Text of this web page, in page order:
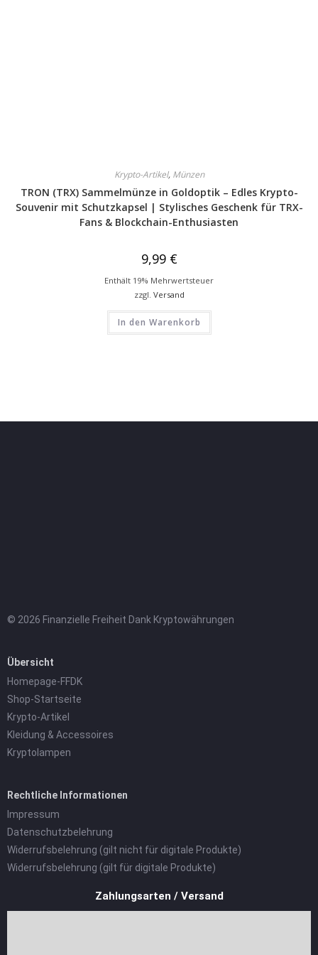
Krypto-Artikel, Münzen
TRON (TRX) Sammelmünze in Goldoptik – Edles Krypto-
Souvenir mit Schutzkapsel | Stylisches Geschenk für TRX-
Fans & Blockchain-Enthusiasten
9,99 €
Enthält 19% Mehrwertsteuer
zzgl. Versand
In den Warenkorb
© 2026 Finanzielle Freiheit Dank Kryptowährungen
Übersicht
Homepage-FFDK
Shop-Startseite
Krypto-Artikel
Kleidung & Accessoires
Kryptolampen
Rechtliche Informationen
Impressum
Datenschutzbelehrung
Widerrufsbelehrung (gilt nicht für digitale Produkte)
Widerrufsbelehrung (gilt für digitale Produkte)
Zahlungsarten / Versand